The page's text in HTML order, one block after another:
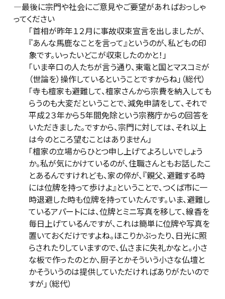
―最後に宗門や社会にご意見やご要望があればおっしゃ
ってください
「首相が昨年１２月に事故収束宣言を出しましたが、
『あんな馬鹿なことを言って』というのが、私どもの印
象です。いったいどこが収束したのかと！」
「いま辛口の人たちが言う通り、東電と国とマスコミが
（世論を）操作しているということですからね」（総代）
「寺も檀家も避難して、檀家さんから宗費を納入しても
らうのも大変だということで、減免申請をして、それで
平成２３年から５年間免除という宗務庁からの回答を
いただきました。ですから、宗門に対しては、それ以上
は今のところ望むことはありません」
「檀家の立場からひとつ申し上げてよろしいでしょう
か。私が気にかけているのが、住職さんともお話したこ
とあるんですけれども、家の倅が、『親父、避難する時
には位牌を持って歩けよ』ということで、つくば市に一
時退避した時も位牌を持っていたんです。いま、避難し
ているアパートには、位牌とミニ写真を移して、線香を
毎日上げているんですが、これは簡単に位牌や写真を
置いておくだけですよね。ほこりかぶったり、日光に照
らされたりしていますので、仏さまに失礼かなと。小さ
な板で作ったのとか、厨子とかそういう小さな仏壇と
かそういうのは提供していただければありがたいので
すが」（総代）